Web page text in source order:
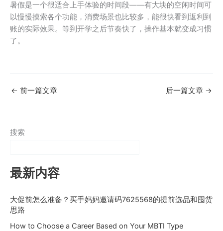
暑假是一个很适合上手体验的时间段——有大块的空闲时间可
以慢慢摸索各个功能，消费场景也比较多，能很快看到返利到
账的实际效果。等到开学之后节奏快了，操作基本就变成习惯
了。
← 前一篇文章 后一篇文章 →
搜索
最新内容
大促前怎么准备？买手妈妈邀请码7625568的提前选品和囤货
思路
How to Choose a Career Based on Your MBTI Type